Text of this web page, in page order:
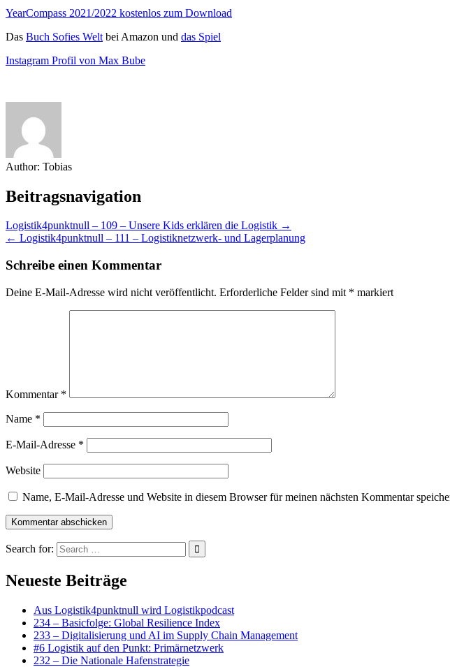
YearCompass 2021/2022 kostenlos zum Download
Das Buch Sofies Welt bei Amazon und das Spiel
Instagram Profil von Max Bube
Author: Tobias
Beitragsnavigation
Logistik4punktnull – 109 – Unsere Kids erklären die Logistik →
← Logistik4punktnull – 111 – Logistiknetzwerk- und Lagerplanung
Schreibe einen Kommentar
Deine E-Mail-Adresse wird nicht veröffentlicht. Erforderliche Felder sind mit * markiert
Kommentar *
Name *
E-Mail-Adresse *
Website
Name, E-Mail-Adresse und Website in diesem Browser für meinen nächsten Kommentar
Search for:
Neueste Beiträge
Aus Logistik4punktnull wird Logistikpodcast
234 – Basicfolge: Global Resilience Index
233 – Digitalisierung und AI im Supply Chain Management
#6 Logistik auf den Punkt: Primärnetzwerk
232 – Die Nationale Hafenstrategie